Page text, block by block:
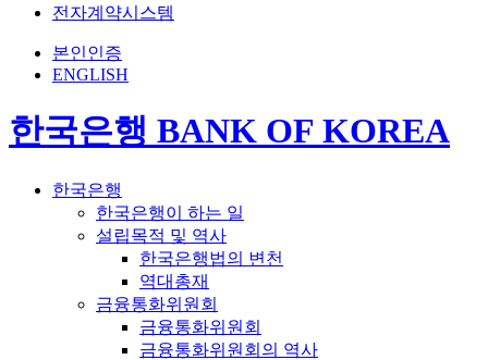
전자계약시스템
본인인증
ENGLISH
한국은행 BANK OF KOREA
한국은행
한국은행이 하는 일
설립목적 및 역사
한국은행법의 변천
역대총재
금융통화위원회
금융통화위원회
금융통화위원회의 역사